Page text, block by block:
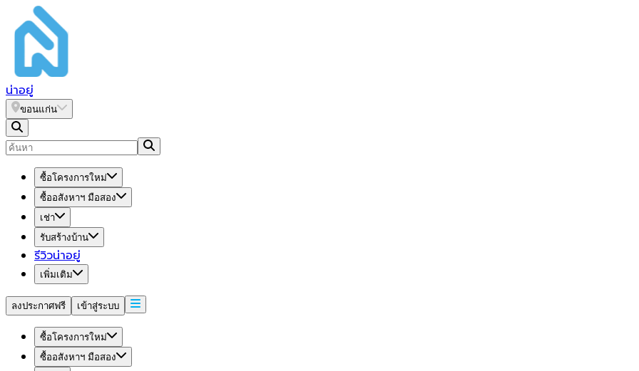
น่าอยู่
ขอนแก่น
ซื้อโครงการใหม่
ซื้ออสังหาฯ มือสอง
เช่า
รับสร้างบ้าน
รีวิวน่าอยู่
เพิ่มเติม
ลงประกาศฟรี เข้าสู่ระบบ
ซื้อโครงการใหม่
ซื้ออสังหาฯ มือสอง